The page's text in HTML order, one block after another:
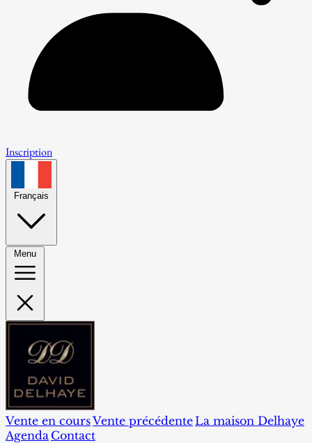
Inscription
Français
Menu
Vente en coursVente précédente La maison Delhaye
Agenda Contact